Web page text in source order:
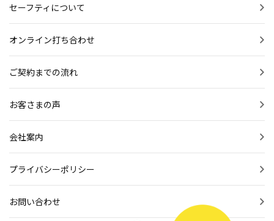
セーフティについて
オンライン打ち合わせ
ご契約までの流れ
お客さまの声
会社案内
プライバシーポリシー
お問い合わせ